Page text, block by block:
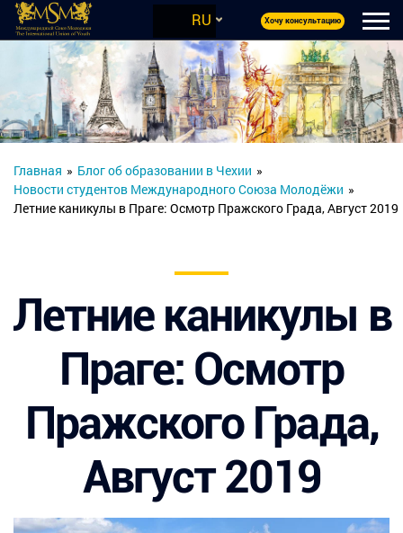
RU Хочу консультацию
Главная » Блог об образовании в Чехии »
Новости студентов Международного Союза Молодёжи »
Летние каникулы в Праге: Осмотр Пражского Града, Август 2019
Летние каникулы в
Праге: Осмотр
Пражского Града,
Август 2019